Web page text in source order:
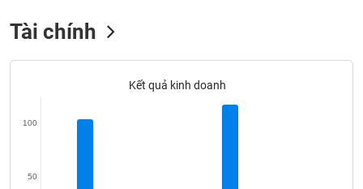
Tài chính
Kết quả kinh doanh
50
100
khoán
(-)
Chứng
đạo